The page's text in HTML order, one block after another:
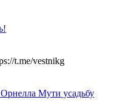
t.me/vestnikg
Мути усадьбу